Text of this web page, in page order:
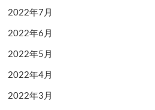
2022年7月
2022年6月
2022年5月
2022年4月
2022年3月